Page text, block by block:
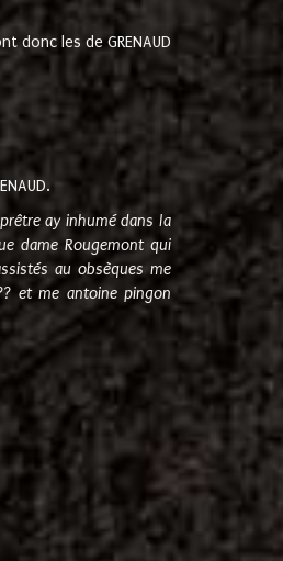
donc les de GRENAUD
ay inhumé dans la
dame Rougemont qui
au obsèques me
et me antoine pingon